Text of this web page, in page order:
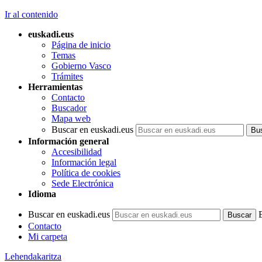
Ir al contenido
euskadi.eus
Página de inicio
Temas
Gobierno Vasco
Trámites
Herramientas
Contacto
Buscador
Mapa web
Buscar en euskadi.eus
Información general
Accesibilidad
Información legal
Política de cookies
Sede Electrónica
Idioma
Buscar en euskadi.eus
Contacto
Mi carpeta
Lehendakaritza